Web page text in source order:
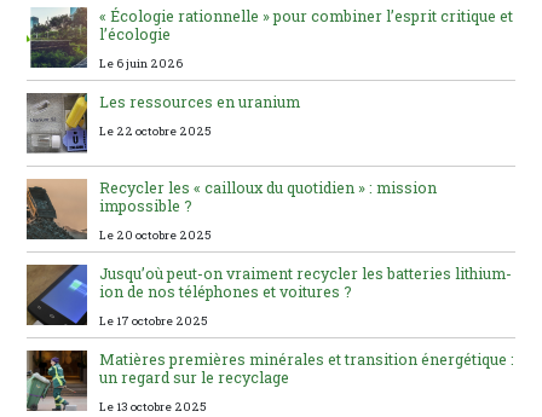
« Écologie rationnelle » pour combiner l’esprit critique et
l’écologie
Le 6 juin 2026
Les ressources en uranium
Le 22 octobre 2025
Recycler les « cailloux du quotidien » : mission
impossible ?
Le 20 octobre 2025
Jusqu’où peut-on vraiment recycler les batteries lithium-
ion de nos téléphones et voitures ?
Le 17 octobre 2025
Matières premières minérales et transition énergétique :
un regard sur le recyclage
Le 13 octobre 2025